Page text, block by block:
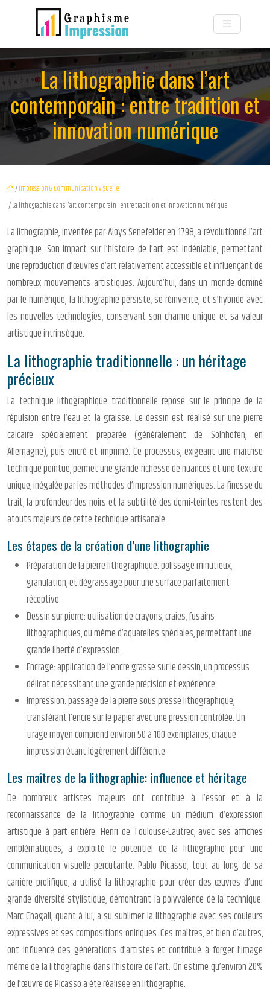
La lithographie dans l’art
contemporain : entre tradition et
innovation numérique
/Impression & Communication visuelle
/ La lithographie dans l’art contemporain : entre tradition et innovation numérique
La lithographie, inventée par Aloys Senefelder en 1798, a révolutionné l’art
graphique. Son impact sur l’histoire de l’art est indéniable, permettant
une reproduction d’œuvres d’art relativement accessible et influençant de
nombreux mouvements artistiques. Aujourd’hui, dans un monde dominé
par le numérique, la lithographie persiste, se réinvente, et s’hybride avec
les nouvelles technologies, conservant son charme unique et sa valeur
artistique intrinsèque.
La lithographie traditionnelle : un héritage
précieux
La technique lithographique traditionnelle repose sur le principe de la
répulsion entre l’eau et la graisse. Le dessin est réalisé sur une pierre
calcaire spécialement préparée (généralement de Solnhofen, en
Allemagne), puis encré et imprimé. Ce processus, exigeant une maîtrise
technique pointue, permet une grande richesse de nuances et une texture
unique, inégalée par les méthodes d’impression numériques. La finesse du
trait, la profondeur des noirs et la subtilité des demi-teintes restent des
atouts majeurs de cette technique artisanale.
Les étapes de la création d’une lithographie
Préparation de la pierre lithographique: polissage minutieux,
granulation, et dégraissage pour une surface parfaitement
réceptive.
Dessin sur pierre: utilisation de crayons, craies, fusains
lithographiques, ou même d’aquarelles spéciales, permettant une
grande liberté d’expression.
Encrage: application de l’encre grasse sur le dessin, un processus
délicat nécessitant une grande précision et expérience.
Impression: passage de la pierre sous presse lithographique,
transférant l’encre sur le papier avec une pression contrôlée. Un
tirage moyen comprend environ 50 à 100 exemplaires, chaque
impression étant légèrement différente.
Les maîtres de la lithographie: influence et héritage
De nombreux artistes majeurs ont contribué à l’essor et à la
reconnaissance de la lithographie comme un médium d’expression
artistique à part entière. Henri de Toulouse-Lautrec, avec ses affiches
emblématiques, a exploité le potentiel de la lithographie pour une
communication visuelle percutante. Pablo Picasso, tout au long de sa
carrière prolifique, a utilisé la lithographie pour créer des œuvres d’une
grande diversité stylistique, démontrant la polyvalence de la technique.
Marc Chagall, quant à lui, a su sublimer la lithographie avec ses couleurs
expressives et ses compositions oniriques. Ces maîtres, et bien d’autres,
ont influencé des générations d’artistes et contribué à forger l’image
même de la lithographie dans l’histoire de l’art. On estime qu’environ 20%
de l’œuvre de Picasso a été réalisée en lithographie.